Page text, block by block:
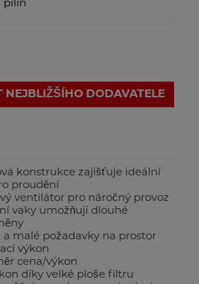
pilin
NEJBLIŽŠÍHO DODAVATELE
konstrukce zajišťuje ideální
proudění
ventilátor pro náročný provoz
vaky umožňují dlouhé
a malé požadavky na prostor
výkon
cena/výkon
díky velké ploše filtru